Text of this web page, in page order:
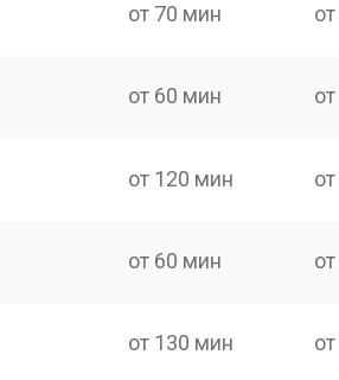
от 70 мин
от 60 мин
от 120 мин
от 60 мин
от 130 мин